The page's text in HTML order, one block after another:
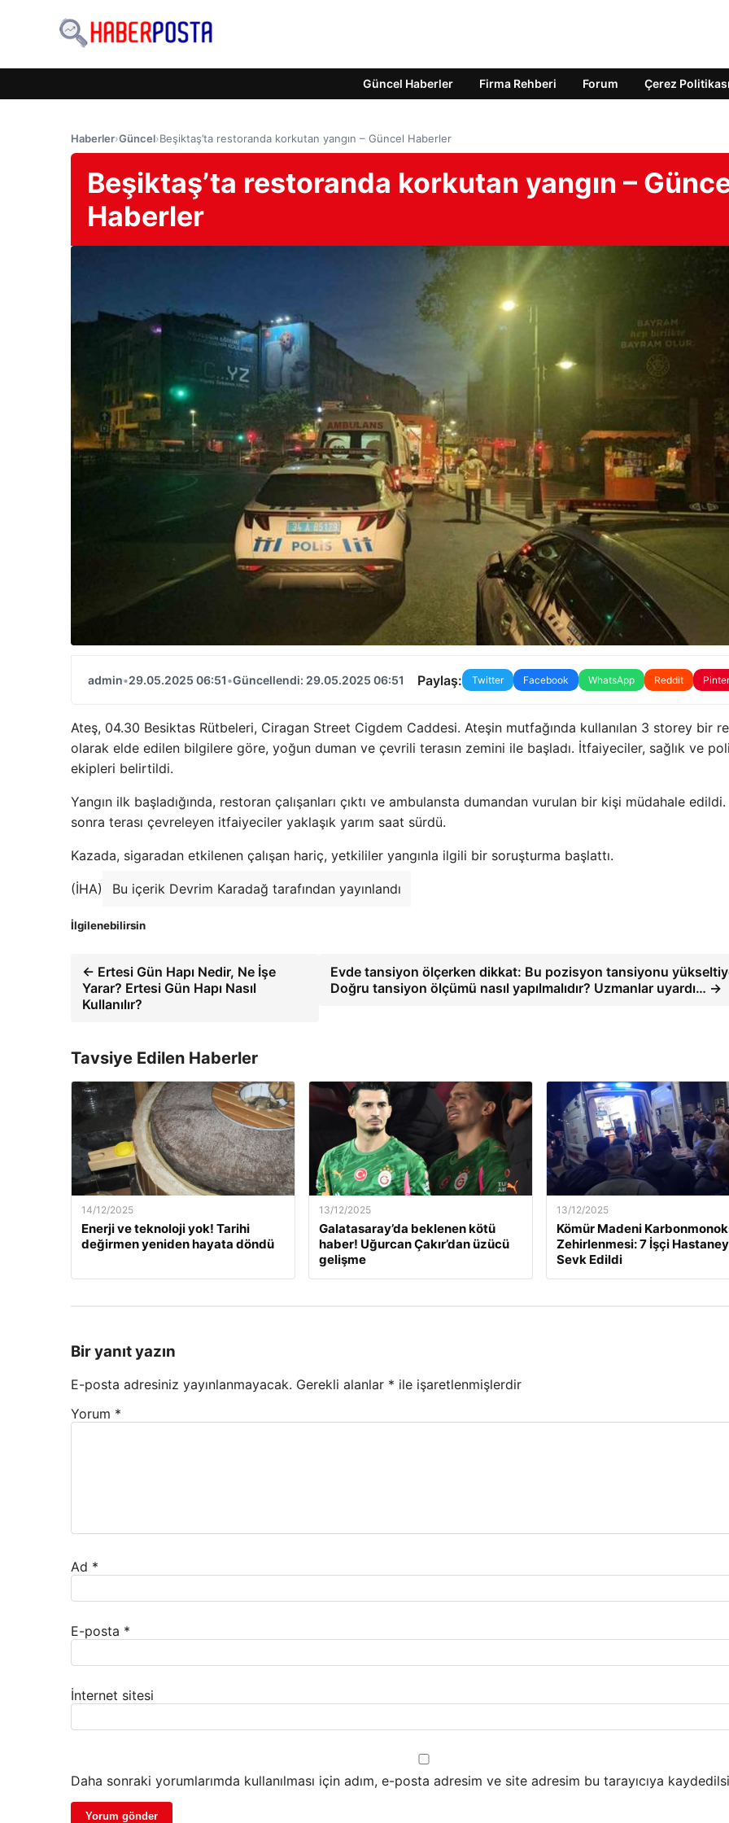
Güncel Haberler Firma Rehberi Forum Çerez Politikası
Haberler›Güncel›Beşiktaş’ta restoranda korkutan yangın – Güncel Haberler
Beşiktaş’ta restoranda korkutan yangın –
Haberler
admin•29.05.2025 06:51•Güncellendi: 29.05.2025 06:51 Paylaş: Twitter Facebook WhatsApp Reddit
Ateş, 04.30 Besiktas Rütbeleri, Ciragan Street Cigdem Caddesi. Ateşin mutfağında kullanılan 3 storey bir
olarak elde edilen bilgilere göre, yoğun duman ve çevrili terasın zemini ile başladı. İtfaiyeciler, sağlık ve
ekipleri belirtildi.
Yangın ilk başladığında, restoran çalışanları çıktı ve ambulansta dumandan vurulan bir kişi müdahale
sonra terası çevreleyen itfaiyeciler yaklaşık yarım saat sürdü.
Kazada, sigaradan etkilenen çalışan hariç, yetkililer yangınla ilgili bir soruşturma başlattı.
(İHA) Bu içerik Devrim Karadağ tarafından yayınlandı
İlgilenebilirsin
← Ertesi Gün Hapı Nedir, Ne İşe
Yarar? Ertesi Gün Hapı Nasıl
Kullanılır?
Evde tansiyon ölçerken dikkat: Bu pozisyon tansiyonu
Doğru tansiyon ölçümü nasıl yapılmalıdır? Uzmanlar uyardı… →
Tavsiye Edilen Haberler
14/12/2025
Enerji ve teknoloji yok! Tarihi
değirmen yeniden hayata döndü
13/12/2025
Galatasaray’da beklenen kötü
haber! Uğurcan Çakır’dan üzücü
gelişme
13/12/2025
Kömür Madeni
Zehirlenmesi: 7 İşçi
Sevk Edildi
Bir yanıt yazın
E-posta adresiniz yayınlanmayacak. Gerekli alanlar * ile işaretlenmişlerdir
Yorum *
Ad *
E-posta *
İnternet sitesi
Daha sonraki yorumlarımda kullanılması için adım, e-posta adresim ve site adresim bu tarayıcıya